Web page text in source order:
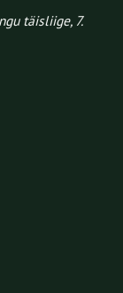
täisliige, 7.